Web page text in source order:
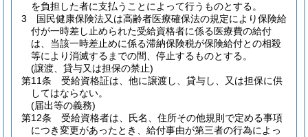
を負担した者に支払うことによって行うものとする。
3
国民健康保険法又は高齢者医療確保法の規定により保険給
付が一時差し止められた受給資格者に係る医療費の給付
は、当該一時差止めに係る滞納保険税が保険給付との相殺
等により消滅するまでの間、停止するものとする。
(譲渡、貸与又は担保の禁止)
第11条
受給資格証は、他に譲渡し、貸与し、又は担保に供
してはならない。
(届出等の義務)
第12条
受給資格者は、氏名、住所その他規則で定める事項
につき変更があったとき、給付事由が第三者の行為によっ